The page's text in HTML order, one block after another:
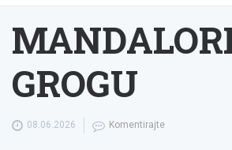
GROGU
08.06.2026 Komentirajte